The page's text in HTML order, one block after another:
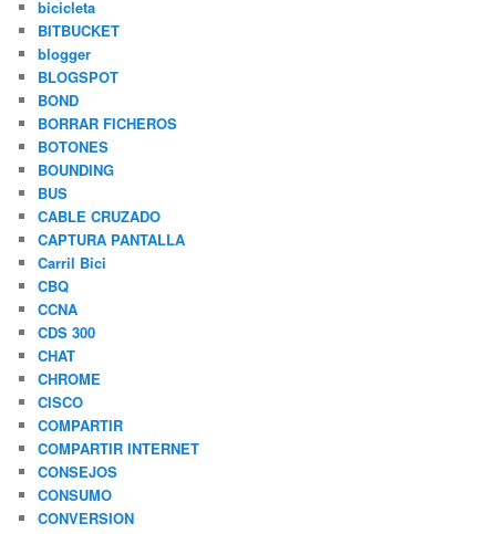
bicicleta
BITBUCKET
blogger
BLOGSPOT
BOND
BORRAR FICHEROS
BOTONES
BOUNDING
BUS
CABLE CRUZADO
CAPTURA PANTALLA
Carril Bici
CBQ
CCNA
CDS 300
CHAT
CHROME
CISCO
COMPARTIR
COMPARTIR INTERNET
CONSEJOS
CONSUMO
CONVERSION